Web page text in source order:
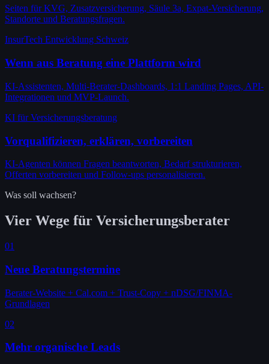
Seiten für KVG, Zusatzversicherung, Säule 3a, Expat-Versicherung,
Standorte und Beratungsfragen.
InsurTech Entwicklung Schweiz
Wenn aus Beratung eine Plattform wird
KI-Assistenten, Multi-Berater-Dashboards, 1:1 Landing Pages, API-
Integrationen und MVP-Launch.
KI für Versicherungsberatung
Vorqualifizieren, erklären, vorbereiten
KI-Agenten können Fragen beantworten, Bedarf strukturieren,
Offerten vorbereiten und Follow-ups personalisieren.
Was soll wachsen?
Vier Wege für Versicherungsberater
01
Neue Beratungstermine
Berater-Website + Cal.com + Trust-Copy + nDSG/FINMA-
Grundlagen
02
Mehr organische Leads